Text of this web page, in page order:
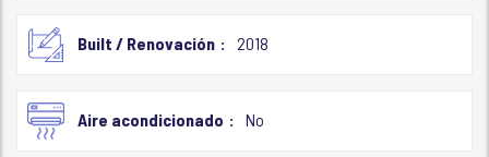
Built / Renovación 2018
Aire acondicionado No